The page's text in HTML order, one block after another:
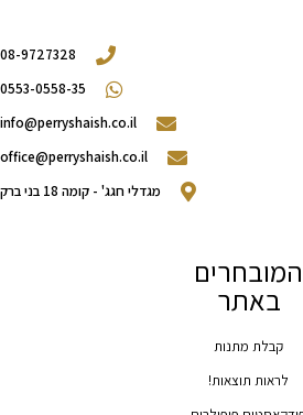
08-9727328
0553-0558-35
info@perryshaish.co.il​
office@perryshaish.co.il
מגדלי חגג' - קומה 18 בני ברק
המובחרים
באתר
קבלת מתנות
לראות תוצאות!